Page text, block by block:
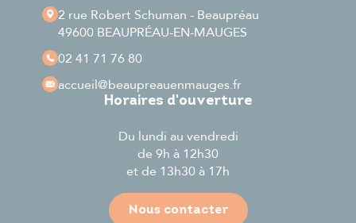
2 rue Robert Schuman - Beaupréau
49600 BEAUPRÉAU-EN-MAUGES
02 41 71 76 80
accueil@beaupreauenmauges.fr
Horaires d'ouverture
Du lundi au vendredi
de 9h à 12h30
et de 13h30 à 17h
Nous contacter